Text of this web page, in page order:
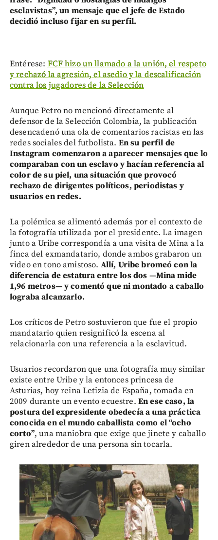
esclavistas”, un mensaje que el jefe de Estado
decidió incluso fijar en su perfil.
Entérese: FCF hizo un llamado a la unión, el respeto
y rechazó la agresión, el asedio y la descalificación
contra los jugadores de la Selección
Aunque Petro no mencionó directamente al
defensor de la Selección Colombia, la publicación
desencadenó una ola de comentarios racistas en las
redes sociales del futbolista. En su perfil de
Instagram comenzaron a aparecer mensajes que lo
comparaban con un esclavo y hacían referencia al
color de su piel, una situación que provocó
rechazo de dirigentes políticos, periodistas y
usuarios en redes.
La polémica se alimentó además por el contexto de
la fotografía utilizada por el presidente. La imagen
junto a Uribe correspondía a una visita de Mina a la
finca del exmandatario, donde ambos grabaron un
video en tono amistoso. Allí, Uribe bromeó con la
diferencia de estatura entre los dos —Mina mide
1,96 metros— y comentó que ni montado a caballo
lograba alcanzarlo.
Los críticos de Petro sostuvieron que fue el propio
mandatario quien resignificó la escena al
relacionarla con una referencia a la esclavitud.
Usuarios recordaron que una fotografía muy similar
existe entre Uribe y la entonces princesa de
Asturias, hoy reina Letizia de España, tomada en
2009 durante un evento ecuestre. En ese caso, la
postura del expresidente obedecía a una práctica
conocida en el mundo caballista como el “ocho
corto”, una maniobra que exige que jinete y caballo
giren alrededor de una persona sin tocarla.